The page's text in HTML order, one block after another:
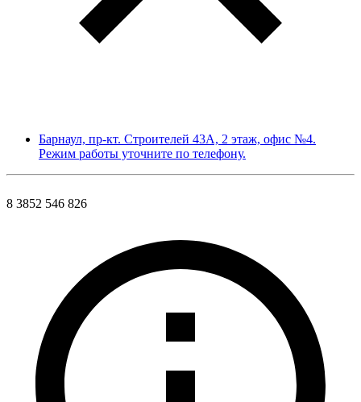
Барнаул, пр-кт. Строителей 43А, 2 этаж, офис №4.
Режим работы уточните по телефону.
8 3852 546 826